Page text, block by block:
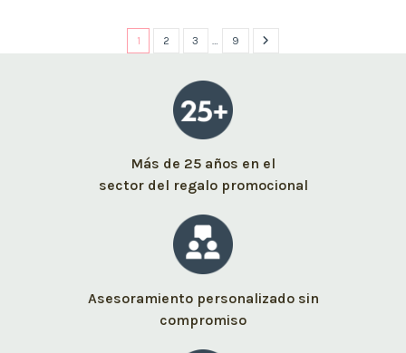
1 2 3 … 9
Más de 25 años en el
sector del regalo promocional
Asesoramiento personalizado sin
compromiso